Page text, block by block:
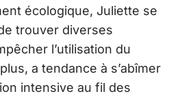
écologique, Juliette se
trouver diverses
l’utilisation du
a tendance à s’abîmer
intensive au fil des